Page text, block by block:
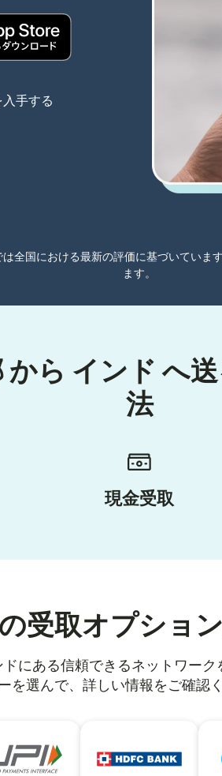
手する
全国における最新の評価に基づいていま
ます。
から インド へ
法
現金受取
受取オプショ
にある信頼できるネットワー
を選んで、詳しい情報をご確認